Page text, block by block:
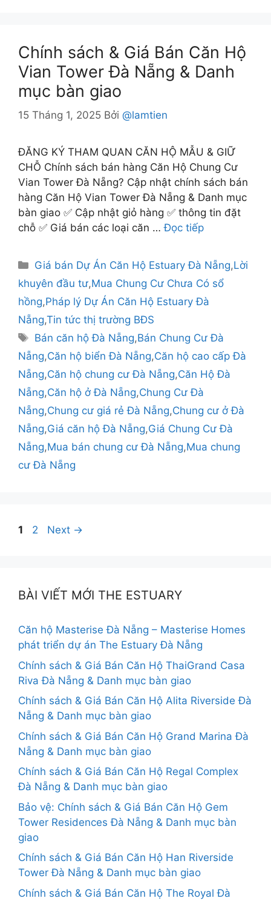
Chính sách & Giá Bán Căn Hộ
Vian Tower Đà Nẵng & Danh
mục bàn giao
15 Tháng 1, 2025 Bởi @lamtien
ĐĂNG KÝ THAM QUAN CĂN HỘ MẪU & GIỮ
CHỖ Chính sách bán hàng Căn Hộ Chung Cư
Vian Tower Đà Nẵng? Cập nhật chính sách bán
hàng Căn Hộ Vian Tower Đà Nẵng & Danh mục
bàn giao ✅ Cập nhật giỏ hàng ✅ thông tin đặt
chỗ ✅ Giá bán các loại căn …Đọc tiếp
Danh
mục
Giá bán Dự Án Căn Hộ Estuary Đà Nẵng,Lời
khuyên đầu tư,Mua Chung Cư Chưa Có sổ
hồng,Pháp lý Dự Án Căn Hộ Estuary Đà
Nẵng,Tin tức thị trường BĐS
Thẻ
Bán căn hộ Đà Nẵng,Bán Chung Cư Đà
Nẵng,Căn hộ biển Đà Nẵng,Căn hộ cao cấp Đà
Nẵng,Căn hộ chung cư Đà Nẵng,Căn Hộ Đà
Nẵng,Căn hộ ở Đà Nẵng,Chung Cư Đà
Nẵng,Chung cư giá rẻ Đà Nẵng,Chung cư ở Đà
Nẵng,Giá căn hộ Đà Nẵng,Giá Chung Cư Đà
Nẵng,Mua bán chung cư Đà Nẵng,Mua chung
cư Đà Nẵng
Điều
Page
1 Page
2 Next →
BÀI VIẾT MỚI THE ESTUARY
Căn hộ Masterise Đà Nẵng – Masterise Homes
phát triển dự án The Estuary Đà Nẵng
Chính sách & Giá Bán Căn Hộ ThaiGrand Casa
Riva Đà Nẵng & Danh mục bàn giao
Chính sách & Giá Bán Căn Hộ Alita Riverside Đà
Nẵng & Danh mục bàn giao
Chính sách & Giá Bán Căn Hộ Grand Marina Đà
Nẵng & Danh mục bàn giao
Chính sách & Giá Bán Căn Hộ Regal Complex
Đà Nẵng & Danh mục bàn giao
Bảo vệ: Chính sách & Giá Bán Căn Hộ Gem
Tower Residences Đà Nẵng & Danh mục bàn
giao
Chính sách & Giá Bán Căn Hộ Han Riverside
Tower Đà Nẵng & Danh mục bàn giao
Chính sách & Giá Bán Căn Hộ The Royal Đà